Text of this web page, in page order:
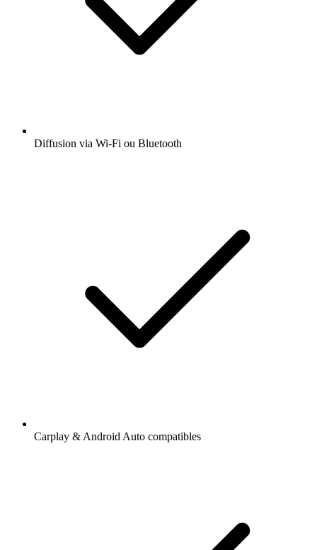
Diffusion via Wi-Fi ou Bluetooth
Carplay & Android Auto compatibles